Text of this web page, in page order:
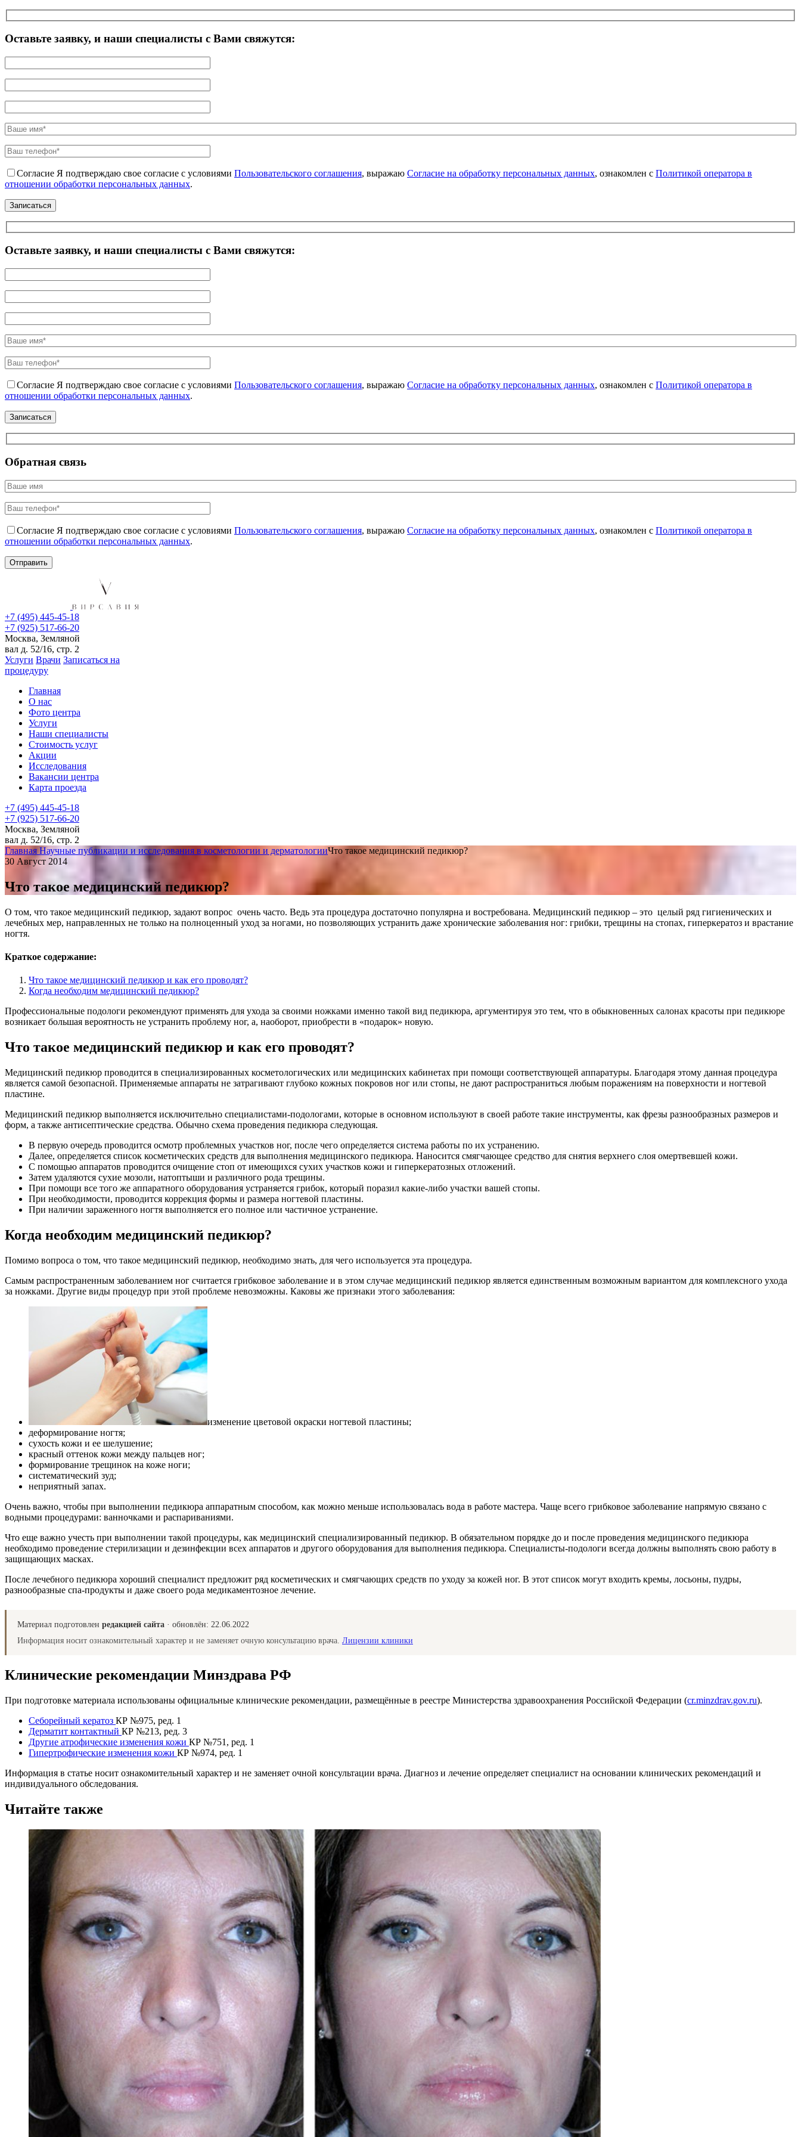
Оставьте заявку, и наши специалисты с Вами свяжутся:
Согласие Я подтверждаю свое согласие с условиями Пользовательского соглашения, выражаю Согласие на обработку персональных данных, ознакомлен с Политикой оператора в
отношении обработки персональных данных.
Оставьте заявку, и наши специалисты с Вами свяжутся:
Согласие Я подтверждаю свое согласие с условиями Пользовательского соглашения, выражаю Согласие на обработку персональных данных, ознакомлен с Политикой оператора в
отношении обработки персональных данных.
Обратная связь
Согласие Я подтверждаю свое согласие с условиями Пользовательского соглашения, выражаю Согласие на обработку персональных данных, ознакомлен с Политикой оператора в
отношении обработки персональных данных.
+7 (495) 445-45-18
+7 (925) 517-66-20
Москва, Земляной
вал д. 52/16, стр. 2
Услуги Врачи Записаться на
процедуру
Главная
О нас
Фото центра
Услуги
Наши специалисты
Стоимость услуг
Акции
Исследования
Вакансии центра
Карта проезда
+7 (495) 445-45-18
+7 (925) 517-66-20
Москва, Земляной
вал д. 52/16, стр. 2
Главная Научные публикации и исследования в косметологии и дерматологииЧто такое медицинский педикюр?
30 Август 2014
Что такое медицинский педикюр?
О том, что такое медицинский педикюр, задают вопрос очень часто. Ведь эта процедура достаточно популярна и востребована. Медицинский педикюр – это целый ряд гигиенических и
лечебных мер, направленных не только на полноценный уход за ногами, но позволяющих устранить даже хронические заболевания ног: грибки, трещины на стопах, гиперкератоз и врастание
ногтя.
Краткое содержание:
Что такое медицинский педикюр и как его проводят?
Когда необходим медицинский педикюр?
Профессиональные подологи рекомендуют применять для ухода за своими ножками именно такой вид педикюра, аргументируя это тем, что в обыкновенных салонах красоты при педикюре
возникает большая вероятность не устранить проблему ног, а, наоборот, приобрести в «подарок» новую.
Что такое медицинский педикюр и как его проводят?
Медицинский педикюр проводится в специализированных косметологических или медицинских кабинетах при помощи соответствующей аппаратуры. Благодаря этому данная процедура
является самой безопасной. Применяемые аппараты не затрагивают глубоко кожных покровов ног или стопы, не дают распространиться любым поражениям на поверхности и ногтевой
пластине.
Медицинский педикюр выполняется исключительно специалистами-подологами, которые в основном используют в своей работе такие инструменты, как фрезы разнообразных размеров и
форм, а также антисептические средства. Обычно схема проведения педикюра следующая.
В первую очередь проводится осмотр проблемных участков ног, после чего определяется система работы по их устранению.
Далее, определяется список косметических средств для выполнения медицинского педикюра. Наносится смягчающее средство для снятия верхнего слоя омертвевшей кожи.
С помощью аппаратов проводится очищение стоп от имеющихся сухих участков кожи и гиперкератозных отложений.
Затем удаляются сухие мозоли, натоптыши и различного рода трещины.
При помощи все того же аппаратного оборудования устраняется грибок, который поразил какие-либо участки вашей стопы.
При необходимости, проводится коррекция формы и размера ногтевой пластины.
При наличии зараженного ногтя выполняется его полное или частичное устранение.
Когда необходим медицинский педикюр?
Помимо вопроса о том, что такое медицинский педикюр, необходимо знать, для чего используется эта процедура.
Самым распространенным заболеванием ног считается грибковое заболевание и в этом случае медицинский педикюр является единственным возможным вариантом для комплексного ухода
за ножками. Другие виды процедур при этой проблеме невозможны. Каковы же признаки этого заболевания:
изменение цветовой окраски ногтевой пластины;
деформирование ногтя;
сухость кожи и ее шелушение;
красный оттенок кожи между пальцев ног;
формирование трещинок на коже ноги;
систематический зуд;
неприятный запах.
Очень важно, чтобы при выполнении педикюра аппаратным способом, как можно меньше использовалась вода в работе мастера. Чаще всего грибковое заболевание напрямую связано с
водными процедурами: ванночками и распариваниями.
Что еще важно учесть при выполнении такой процедуры, как медицинский специализированный педикюр. В обязательном порядке до и после проведения медицинского педикюра
необходимо проведение стерилизации и дезинфекции всех аппаратов и другого оборудования для выполнения педикюра. Специалисты-подологи всегда должны выполнять свою работу в
защищающих масках.
После лечебного педикюра хороший специалист предложит ряд косметических и смягчающих средств по уходу за кожей ног. В этот список могут входить кремы, лосьоны, пудры,
разнообразные спа-продукты и даже своего рода медикаментозное лечение.
Материал подготовлен редакцией сайта · обновлён: 22.06.2022
Информация носит ознакомительный характер и не заменяет очную консультацию врача. Лицензии клиники
Клинические рекомендации Минздрава РФ
При подготовке материала использованы официальные клинические рекомендации, размещённые в реестре Министерства здравоохранения Российской Федерации (cr.minzdrav.gov.ru).
Себорейный кератоз КР №975, ред. 1
Дерматит контактный КР №213, ред. 3
Другие атрофические изменения кожи КР №751, ред. 1
Гипертрофические изменения кожи КР №974, ред. 1
Информация в статье носит ознакомительный характер и не заменяет очной консультации врача. Диагноз и лечение определяет специалист на основании клинических рекомендаций и
индивидуального обследования.
Читайте также